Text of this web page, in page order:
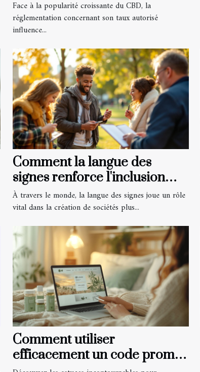
disponibles
Face à la popularité croissante du CBD, la
réglementation concernant son taux autorisé
influence...
Comment la langue des
signes renforce l'inclusion
sociale ?
À travers le monde, la langue des signes joue un rôle
vital dans la création de sociétés plus...
Comment utiliser
efficacement un code promo